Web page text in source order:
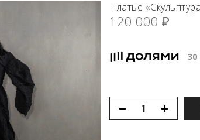
Платье
120 000 ₽
30